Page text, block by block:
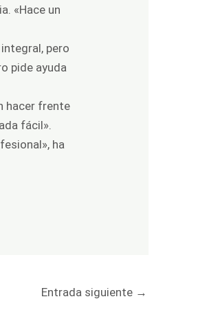
«Hace un
pero
pide ayuda
hacer frente
fácil».
ha
Entrada siguiente →